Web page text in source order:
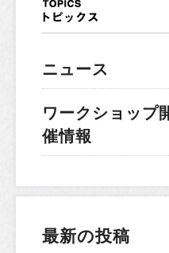
ニュース
ワークショップ
催情報
最新の投稿